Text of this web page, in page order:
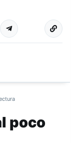
Más
poco